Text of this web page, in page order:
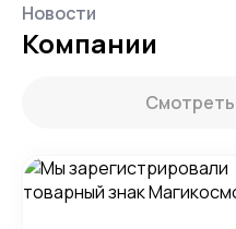
Новости
Компании
Смотреть